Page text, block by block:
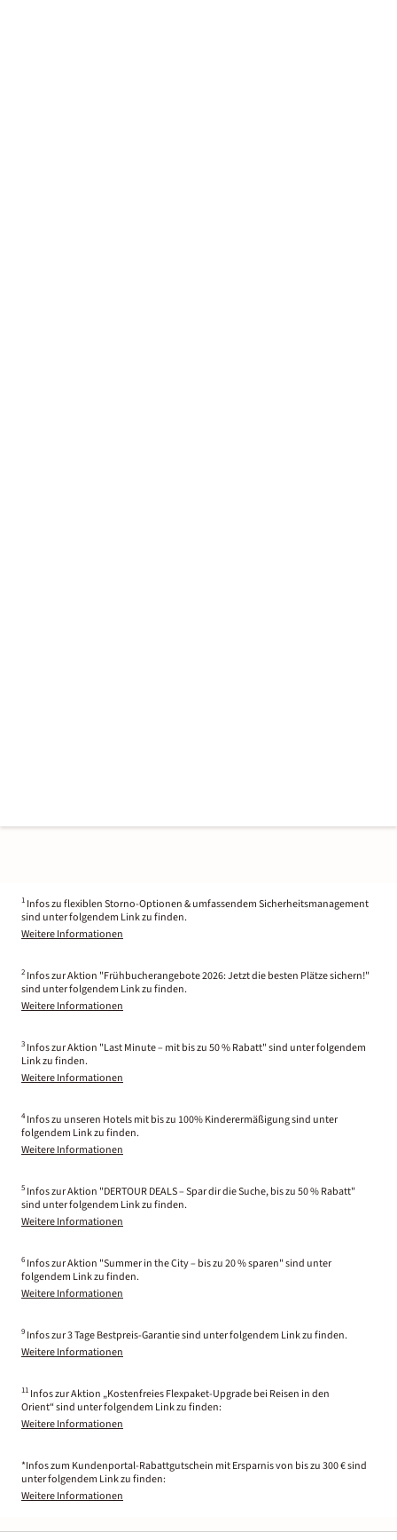
1 Infos zu flexiblen Storno-Optionen & umfassendem Sicherheitsmanagement
sind unter folgendem Link zu finden.
Weitere Informationen
2 Infos zur Aktion "Frühbucherangebote 2026: Jetzt die besten Plätze sichern!"
sind unter folgendem Link zu finden.
Weitere Informationen
3 Infos zur Aktion "Last Minute – mit bis zu 50 % Rabatt" sind unter folgendem
Link zu finden.
Weitere Informationen
4 Infos zu unseren Hotels mit bis zu 100% Kinderermäßigung sind unter
folgendem Link zu finden.
Weitere Informationen
5 Infos zur Aktion "DERTOUR DEALS – Spar dir die Suche, bis zu 50 % Rabatt"
sind unter folgendem Link zu finden.
Weitere Informationen
6 Infos zur Aktion "Summer in the City – bis zu 20 % sparen" sind unter
folgendem Link zu finden.
Weitere Informationen
9 Infos zur 3 Tage Bestpreis-Garantie sind unter folgendem Link zu finden.
Weitere Informationen
11 Infos zur Aktion „Kostenfreies Flexpaket-Upgrade bei Reisen in den
Orient“ sind unter folgendem Link zu finden:
Weitere Informationen
*Infos zum Kundenportal-Rabattgutschein mit Ersparnis von bis zu 300 € sind
unter folgendem Link zu finden:
Weitere Informationen